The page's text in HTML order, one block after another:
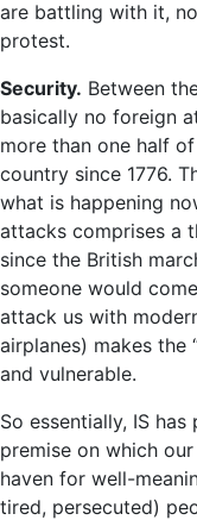
are battling with it,
protest.
Security. Between
basically no foreign
more than one half
country since 1776.
what is happening
attacks comprises a
since the British
someone would
attack us with
airplanes) makes the
and vulnerable.
So essentially, IS
premise on which
haven for well-
tired, persecuted)